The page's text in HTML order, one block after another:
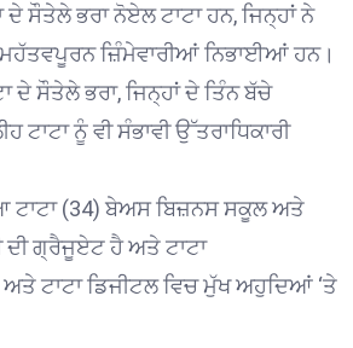
ਸੌਤੇਲੇ ਭਰਾ ਨੋਏਲ ਟਾਟਾ ਹਨ, ਜਿਨ੍ਹਾਂ ਨੇ
ਜ਼ਿੰਮੇਵਾਰੀਆਂ ਨਿਭਾਈਆਂ ਹਨ।
ਦੇ ਸੌਤੇਲੇ ਭਰਾ, ਜਿਨ੍ਹਾਂ ਦੇ ਤਿੰਨ ਬੱਚੇ
ਨੂੰ ਵੀ ਸੰਭਾਵੀ ਉੱਤਰਾਧਿਕਾਰੀ
ਟਾਟਾ (34) ਬੇਅਸ ਬਿਜ਼ਨਸ ਸਕੂਲ ਅਤੇ
ਦੀ ਗ੍ਰੈਜੂਏਟ ਹੈ ਅਤੇ ਟਾਟਾ
ਟਾਟਾ ਡਿਜੀਟਲ ਵਿਚ ਮੁੱਖ ਅਹੁਦਿਆਂ ‘ਤੇ